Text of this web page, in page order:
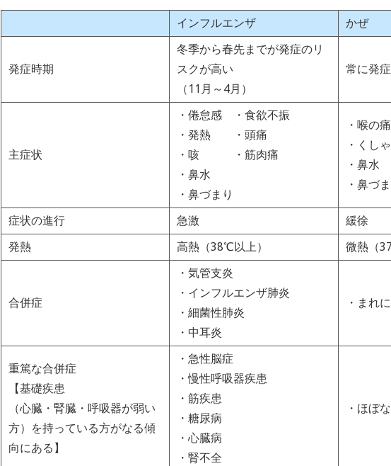
インフルエンザ かぜ
発症時期
冬季から春先までが発症のリ
スクが高い
（11月～4月）
常に発
主症状
・倦怠感 ・食欲不振
・発熱 ・頭痛
・咳 ・筋肉痛
・鼻水
・鼻づまり
・喉の
・くし
・鼻水
・鼻づ
症状の進行 急激
緩徐
発熱
高熱（38℃以上） 微熱（
合併症
・気管支炎
・インフルエンザ肺炎
・細菌性肺炎
・中耳炎
・まれ
重篤な合併症
【基礎疾患
（心臓・腎臓・呼吸器が弱い
方）を持っている方がなる傾
向にある】
・急性脳症
・慢性呼吸器疾患
・筋疾患
・糖尿病
・心臓病
・腎不全
・ほぼ